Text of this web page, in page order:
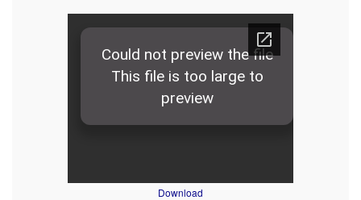
Download